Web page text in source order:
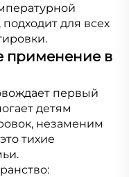
подходит для всех
применение в
первый
детям
незаменим
тихие